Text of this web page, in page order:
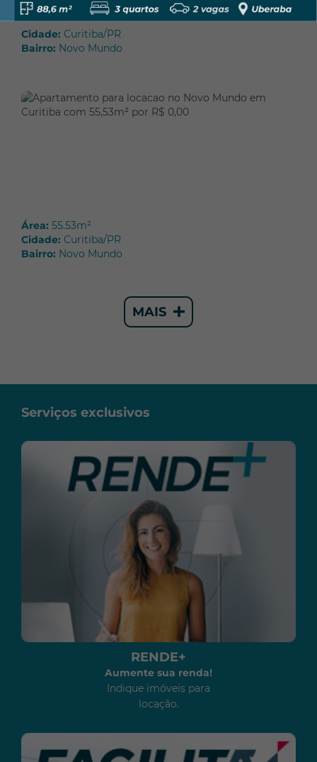
Cidade: Curitiba/PR
Bairro: Novo Mundo
Área: 55.53m²
Cidade: Curitiba/PR
Bairro: Novo Mundo
MAIS
Serviços exclusivos
RENDE+
Aumente sua renda!
Indique imóveis para
locação.